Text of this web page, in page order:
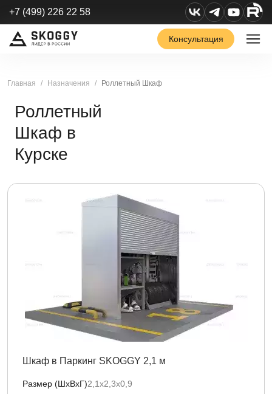
+7 (499) 226 22 58
Консультация
Главная Назначения Роллетный Шкаф
Роллетный
Шкаф в
Курске
Шкаф в Паркинг SKOGGY 2,1 м
Размер (ШхВхГ)2,1х2,3х0,9